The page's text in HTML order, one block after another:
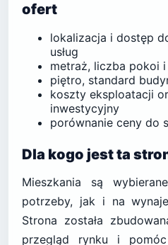
ofert
lokalizacja i dostęp
usług
metraż, liczba pokoi
piętro, standard
koszty eksploatacji
inwestycyjny
porównanie ceny do
Dla kogo jest ta
Mieszkania są
potrzeby, jak i na
Strona została
przegląd rynku i